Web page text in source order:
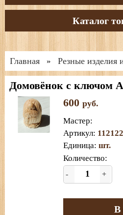
Каталог
Главная » Резные изделия
Домовёнок с ключом
600 руб.
Мастер:
Артикул: 112122
Единица: шт.
Количество:
- +
В